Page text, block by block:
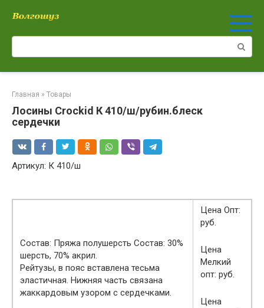
Поиск:
Главная » Товары
Лосины Crockid К 410/ш/рубин.блеск
сердечки
Артикул: К 410/ш
Состав: Пряжа полушерсть Состав: 30%
шерсть, 70% акрил.
Рейтузы, в пояс вставлена тесьма
эластичная. Нижняя часть связана
жаккардовым узором с сердечками.
Цена Опт:
руб.
Цена
Мелкий
опт: руб.
Цена